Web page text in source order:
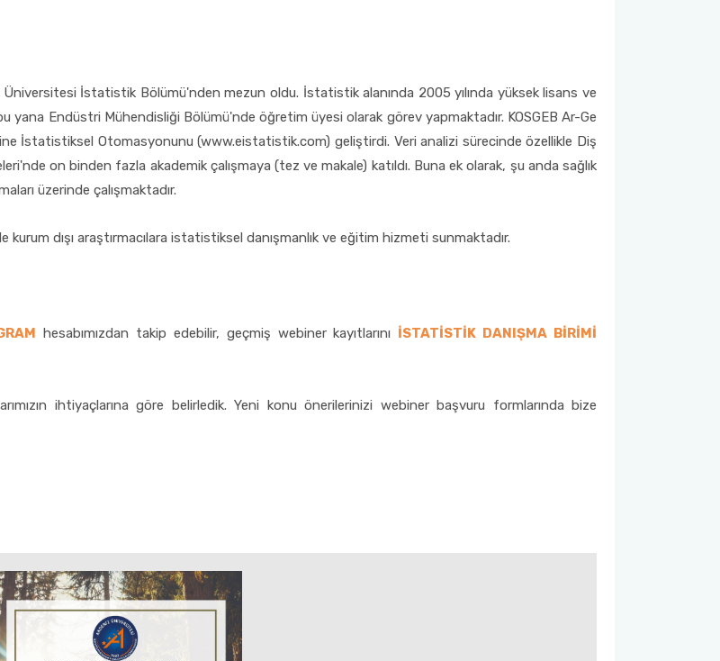
Üniversitesi İstatistik Bölümü'nden mezun oldu. İstatistik alanında 2005 yılında yüksek lisans ve
yana Endüstri Mühendisliği Bölümü'nde öğretim üyesi olarak görev yapmaktadır. KOSGEB Ar-Ge
İstatistiksel Otomasyonunu (www.eistatistik.com) geliştirdi. Veri analizi sürecinde özellikle Diş
on binden fazla akademik çalışmaya (tez ve makale) katıldı. Buna ek olarak, şu anda sağlık
üzerinde çalışmaktadır.
dışı araştırmacılara istatistiksel danışmanlık ve eğitim hizmeti sunmaktadır.
hesabımızdan takip edebilir, geçmiş webiner kayıtlarını İSTATİSTİK DANIŞMA BİRİMİ
ihtiyaçlarına göre belirledik. Yeni konu önerilerinizi webiner başvuru formlarında bize